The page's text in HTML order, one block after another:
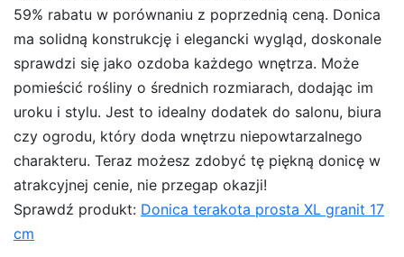
59% rabatu w porównaniu z poprzednią ceną. Donica
ma solidną konstrukcję i elegancki wygląd, doskonale
sprawdzi się jako ozdoba każdego wnętrza. Może
pomieścić rośliny o średnich rozmiarach, dodając im
uroku i stylu. Jest to idealny dodatek do salonu, biura
czy ogrodu, który doda wnętrzu niepowtarzalnego
charakteru. Teraz możesz zdobyć tę piękną donicę w
atrakcyjnej cenie, nie przegap okazji!
Sprawdź produkt: Donica terakota prosta XL granit 17
cm